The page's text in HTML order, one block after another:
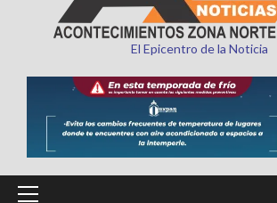
El Epicentro de la Noticia